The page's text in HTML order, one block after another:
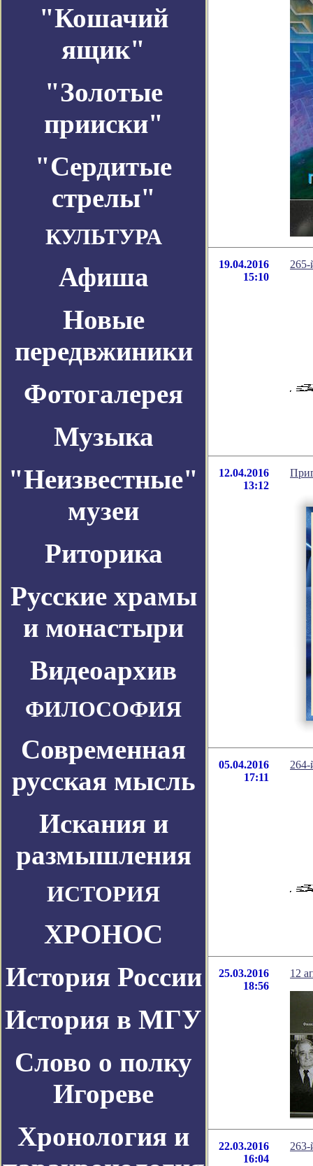
"Кошачий
ящик"
"Золотые
прииски"
"Сердитые
стрелы"
КУЛЬТУРА
Афиша
Новые
передвжиники
Фотогалерея
Музыка
"Неизвестные"
музеи
Риторика
Русские храмы
и монастыри
Видеоархив
ФИЛОСОФИЯ
Современная
русская мысль
Искания и
размышления
ИСТОРИЯ
ХРОНОС
История России
История в МГУ
Слово о полку
Игореве
Хронология и
19.04.2016
15:10
265-
12.04.2016
13:12
05.04.2016
17:11
264-
25.03.2016
18:56
12
22.03.2016
16:04
263-